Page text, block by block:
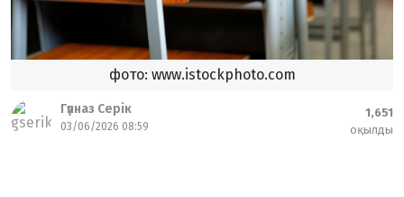
фото: www.istockphoto.com
Гүлназ Серік
03/06/2026 08:59
1,651
оқылды